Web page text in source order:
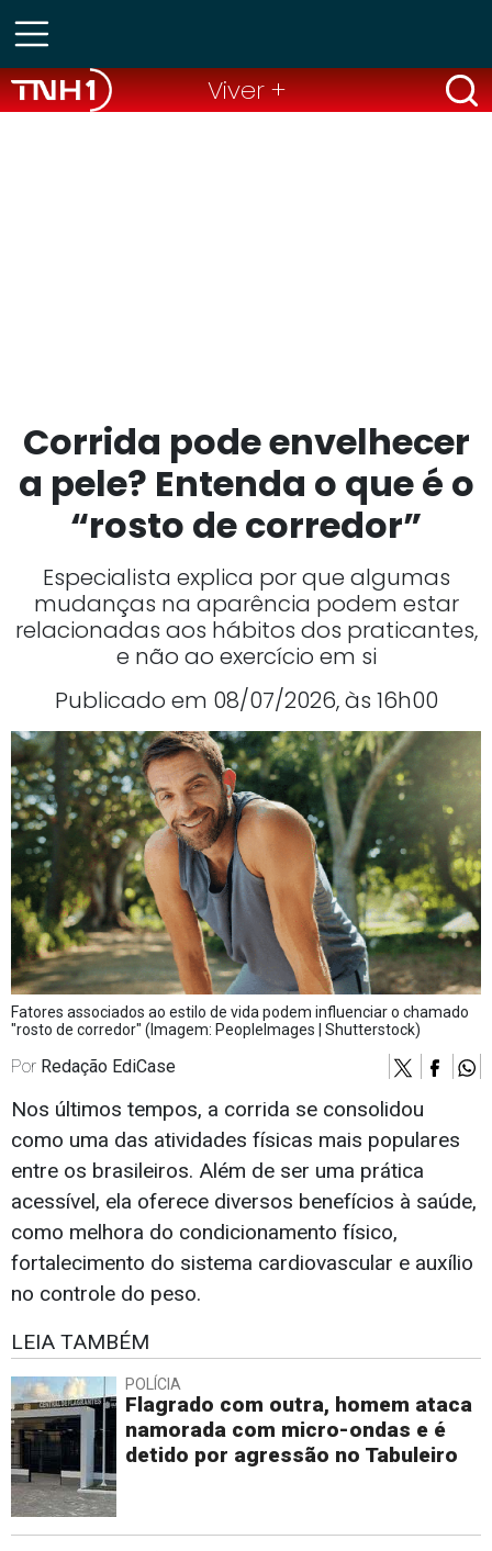
Viver +
Corrida pode envelhecer
a pele? Entenda o que é o
“rosto de corredor”
Especialista explica por que algumas
mudanças na aparência podem estar
relacionadas aos hábitos dos praticantes,
e não ao exercício em si
Publicado em 08/07/2026, às 16h00
Fatores associados ao estilo de vida podem influenciar o chamado
"rosto de corredor" (Imagem: PeopleImages | Shutterstock)
Por Redação EdiCase
Nos últimos tempos, a corrida se consolidou
como uma das atividades físicas mais populares
entre os brasileiros. Além de ser uma prática
acessível, ela oferece diversos benefícios à saúde,
como melhora do condicionamento físico,
fortalecimento do sistema cardiovascular e auxílio
no controle do peso.
LEIA TAMBÉM
POLÍCIA
Flagrado com outra, homem ataca
namorada com micro-ondas e é
detido por agressão no Tabuleiro